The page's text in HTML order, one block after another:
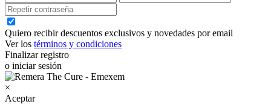
Quiero recibir descuentos exclusivos y novedades por email
Ver los términos y condiciones
Finalizar registro
o iniciar sesión
×
Aceptar